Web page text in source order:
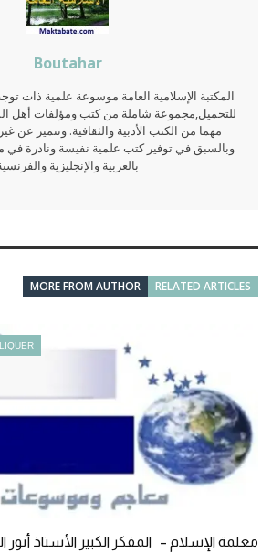
Boutahar
المكتبة الإسلامية العامة موسوعة علمية ذات
للتحميل,مجموعة شاملة من كتب ومؤلفات أهل
مهما من الكتب الأدبية والثقافية. وتتميز عن
وبالسبق في توفير كتب علمية نفيسة ونادرة في
بالعربية والإنجليزية
RELATED ARTICLES
MORE FROM AUTHOR
معلمة الإسلام – المفكر الكبير الأستاذ أنور